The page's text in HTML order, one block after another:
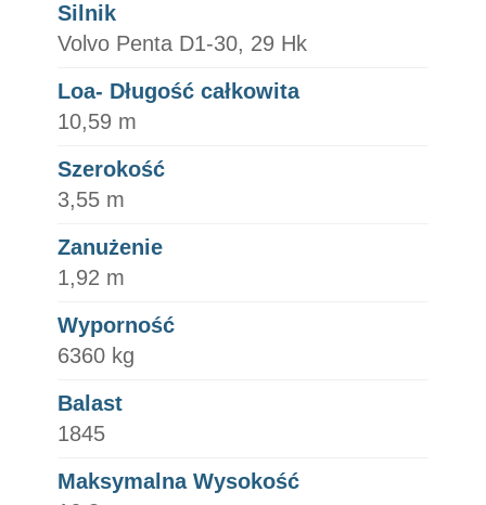
Silnik
Volvo Penta D1-30, 29 Hk
Loa- Długość całkowita
10,59 m
Szerokość
3,55 m
Zanużenie
1,92 m
Wyporność
6360 kg
Balast
1845
Maksymalna Wysokość